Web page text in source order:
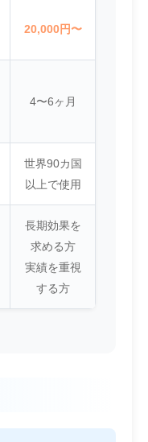
20,000円〜
4〜6ヶ月
世界90カ国
以上で使用
長期効果を
求める方
実績を重視
する方